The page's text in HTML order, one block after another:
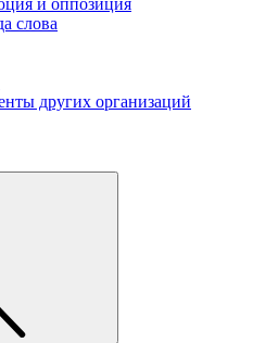
и оппозиция
слова
других организаций